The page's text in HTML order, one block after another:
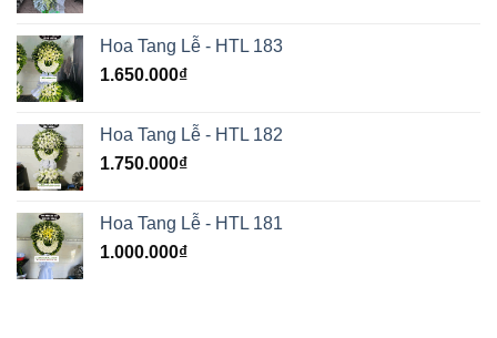
Hoa Tang Lễ - HTL 183
1.650.000₫
Hoa Tang Lễ - HTL 182
1.750.000₫
Hoa Tang Lễ - HTL 181
1.000.000₫